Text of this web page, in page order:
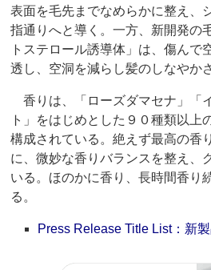
表面を毛先までなめらかに整え、
指通りへと導く。一方、新開発の
トステロール誘導体」は、傷んで
透し、空洞を減らし髪のしなやか
香りは、「ローズダマセナ」「
ト」をはじめとした９０種類以上
構成されている。絶えず最高の香
に、微妙な香りバランスを整え、
いる。ほのかに香り、長時間香り
る。
Press Release Title List：新